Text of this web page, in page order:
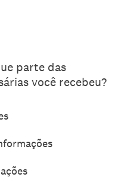
parte das
você recebeu?